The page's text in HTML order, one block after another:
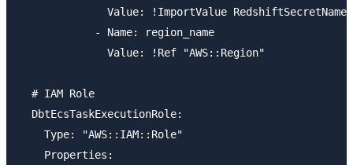
              Value: !ImportValue RedshiftSecretName
            - Name: region_name
              Value: !Ref "AWS::Region"
  # IAM Role
  DbtEcsTaskExecutionRole:
    Type: "AWS::IAM::Role"
    Properties: